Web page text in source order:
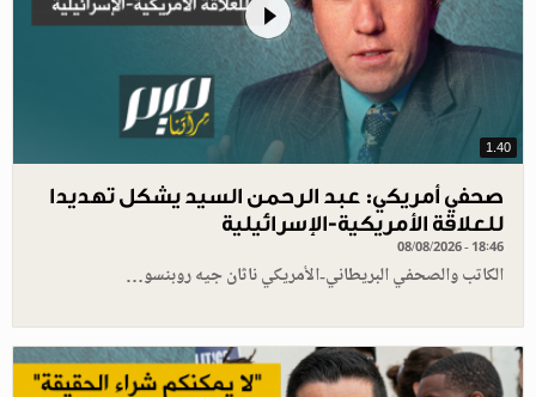
1.40
صحفي أمريكي: عبد الرحمن السيد يشكل تهديدا
للعلاقة الأمريكية-الإسرائيلية
08/08/2026 - 18:46
الكاتب والصحفي البريطاني-الأمريكي ناثان جيه روبنسو…